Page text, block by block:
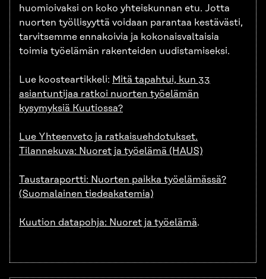
huomioivaksi on koko yhteiskunnan etu. Jotta
nuorten työllisyyttä voidaan parantaa kestävästi,
tarvitsemme ennakoivia ja kokonaisvaltaisia
toimia työelämän rakenteiden uudistamiseksi.
Lue koosteartikkeli: Mitä tapahtui, kun 33
asiantuntijaa ratkoi nuorten työelämän
kysymyksiä Kuutiossa?
Lue Yhteenveto ja ratkaisuehdotukset.
Tilannekuva: Nuoret ja työelämä (HAUS)
Taustaraportti: Nuorten paikka työelämässä?
(Suomalainen tiedeakatemia)
Kuution datapohja: Nuoret ja työelämä.